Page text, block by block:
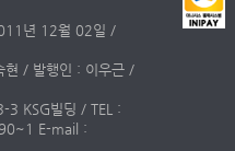
년 12월 02일 /
현 / 발행인 : 이우근 /
3 KSG빌딩 / TEL :
E-mail :